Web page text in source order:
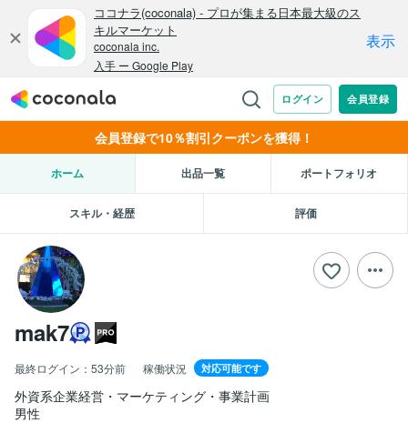
会員登録で10％割引クーポンを獲得！
ホーム 出品一覧 ポートフォリオ
スキル・経歴 評価
mak7
最終ログイン： 53分前 稼働状況 対応可能です
外資系企業経営・マーケティング・事業計画
男性